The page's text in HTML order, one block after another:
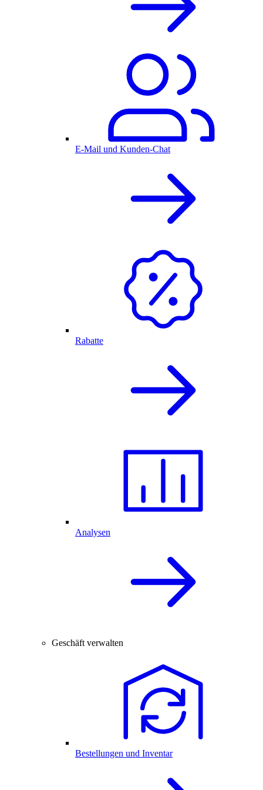
E-Mail und Kunden-Chat
Rabatte
Analysen
Geschäft verwalten
Bestellungen und Inventar